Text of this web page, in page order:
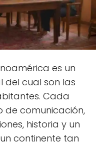
es un
del cual son las
Cada
de comunicación,
historia y un
continente tan